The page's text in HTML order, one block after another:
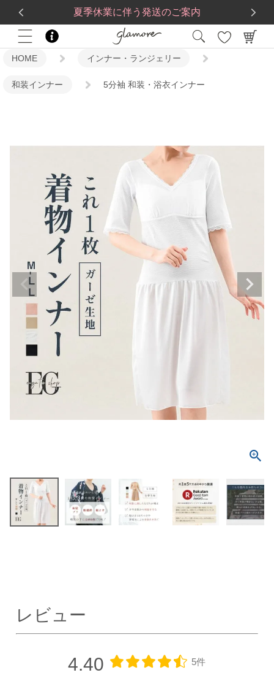
夏季休業に伴う発送のご案内
送料一律560円5,500 円(税込)以上で送料無料
HOME インナー・ランジェリー
和装インナー 5分袖 和装・浴衣インナー
レビュー
4.40 5件